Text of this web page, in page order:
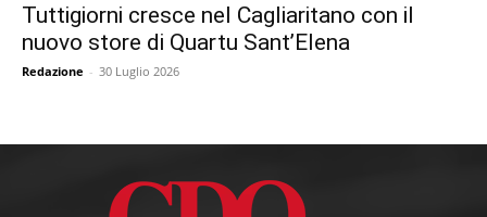
Tuttigiorni cresce nel Cagliaritano con il
nuovo store di Quartu Sant’Elena
Redazione - 30 Luglio 2026